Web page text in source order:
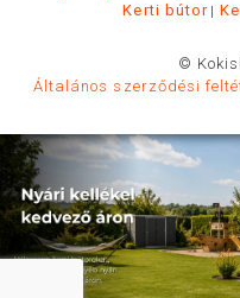
Kerti bútor
©
Általános szerződési